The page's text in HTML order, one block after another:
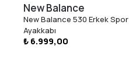
New Balance
New Balance 530 Erkek Spor
Ayakkabı
₺ 6.999,00